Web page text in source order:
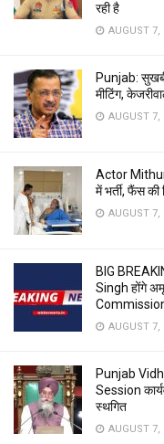
रही है
AUGUST 7,
Punjab:
मीटिंग,
AUGUST 7,
Actor
में भर्ती, फैंस की
AUGUST 7,
BIG
Singh होंगे
AUGUST 7,
Punjab
Session
स्थगित
AUGUST 7,